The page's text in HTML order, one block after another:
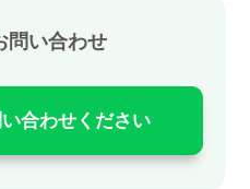
問い合わせ
合わせください